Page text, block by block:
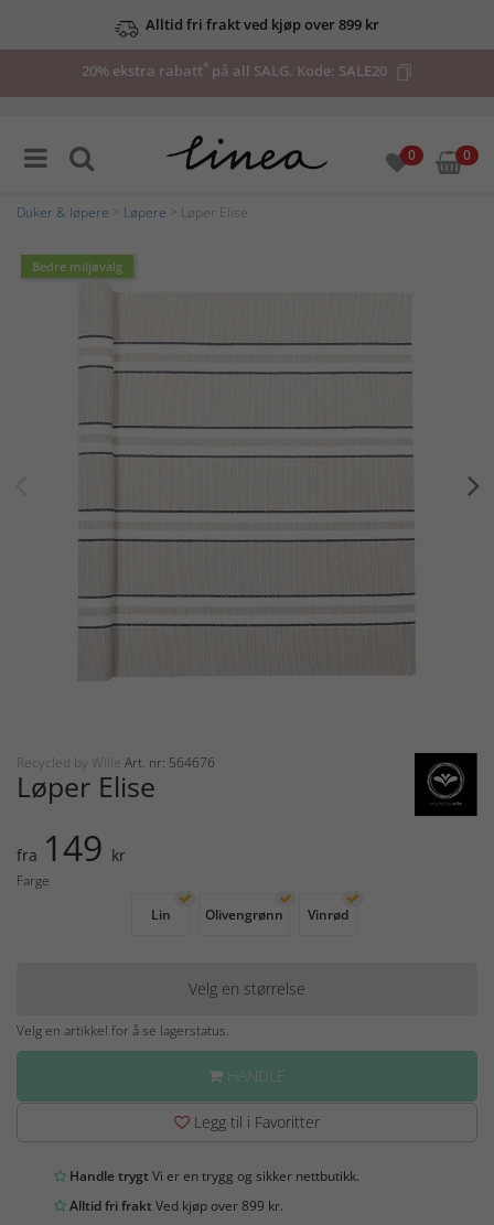
Alltid fri frakt ved kjøp over 899 kr
20% ekstra rabatt* på all SALG. Kode: SALE20
0 0
Duker & løpere Løpere > Løper Elise
Bedre miljøvalg
Recycled by Wille Art. nr: 564676
Løper Elise
fra 149 kr
Farge
Lin
Olivengrønn Vinrød
Velg en størrelse
Velg en artikkel for å se lagerstatus.
HANDLE
Legg til i Favoritter
Handle trygtVi er en trygg og sikker nettbutikk.
Alltid fri fraktVed kjøp over 899 kr.